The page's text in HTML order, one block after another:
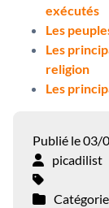
exécutés
Les
Les
religion
Les
Publié le 03/
picadilist